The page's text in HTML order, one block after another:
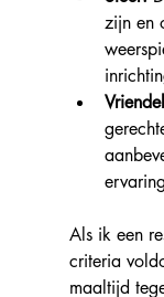
zijn en
Als ik een
criteria
maaltijd